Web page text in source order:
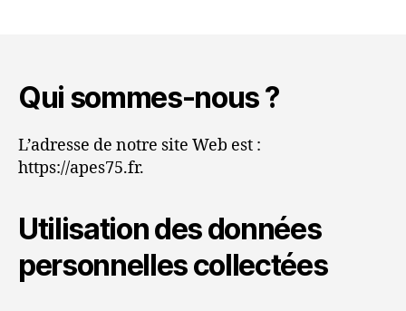
Qui sommes-nous ?
L’adresse de notre site Web est :
https://apes75.fr.
Utilisation des données
personnelles collectées